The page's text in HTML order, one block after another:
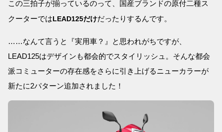
この三拍子が揃っているのって、国産ブランドの原付二種ス
クーターではLEAD125だけだったりするんです。
……なんて言うと『実用車？』と思われがちですが、
LEAD125はデザインも都会的でスタイリッシュ。そんな都会
派コミューターの存在感をさらに引き上げるニューカラーが
新たに2パターン追加されました！